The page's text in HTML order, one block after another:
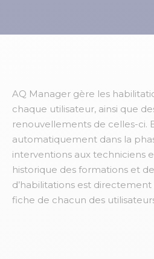
AQ Manager gère les
chaque utilisateur, ainsi que
renouvellements de celles-ci.
automatiquement dans la
interventions aux techniciens
historique des formations et
d’habilitations est directement
fiche de chacun des